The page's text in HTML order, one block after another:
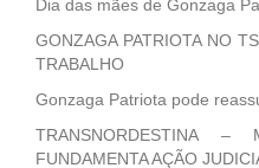
Dia das mães de Gonzaga
GONZAGA PATRIOTA NO
TRABALHO
Gonzaga Patriota pode
TRANSNORDESTINA –
FUNDAMENTA AÇÃO